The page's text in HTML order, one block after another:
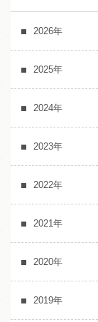
2026年
2025年
2024年
2023年
2022年
2021年
2020年
2019年